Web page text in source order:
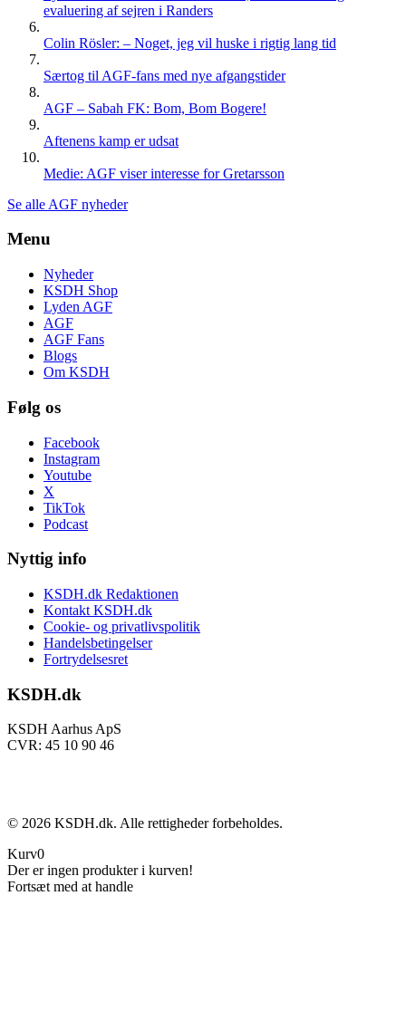
evaluering af sejren i Randers
Colin Rösler: – Noget, jeg vil huske i rigtig lang tid
Særtog til AGF-fans med nye afgangstider
AGF – Sabah FK: Bom, Bom Bogere!
Aftenens kamp er udsat
Medie: AGF viser interesse for Gretarsson
Se alle AGF nyheder
Menu
Nyheder
KSDH Shop
Lyden AGF
AGF
AGF Fans
Blogs
Om KSDH
Følg os
Facebook
Instagram
Youtube
X
TikTok
Podcast
Nyttig info
KSDH.dk Redaktionen
Kontakt KSDH.dk
Cookie- og privatlivspolitik
Handelsbetingelser
Fortrydelsesret
KSDH.dk
KSDH Aarhus ApS
CVR: 45 10 90 46
© 2026 KSDH.dk. Alle rettigheder forbeholdes.
Kurv0
Der er ingen produkter i kurven!
Fortsæt med at handle